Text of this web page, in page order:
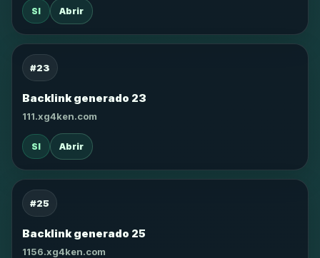
SI Abrir
#23
Backlink generado 23
111.xg4ken.com
SI Abrir
#25
Backlink generado 25
1156.xg4ken.com